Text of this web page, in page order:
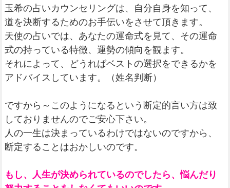
玉希の占いカウンセリングは、自分自身を知って、
道を決断するためのお手伝いをさせて頂きます。
天使の占いでは、あなたの運命式を見て、その運命
式の持っている特徴、運勢の傾向を観ます。
それによって、どうればベストの選択をできるかを
アドバイスしています。（姓名判断）
ですから～このようになるという断定的言い方は致
しておりませんのでご安心下さい。
人の一生は決まっているわけではないのですから、
断定することはおかしいのです。
もし、人生が決められているのでしたら、悩んだり